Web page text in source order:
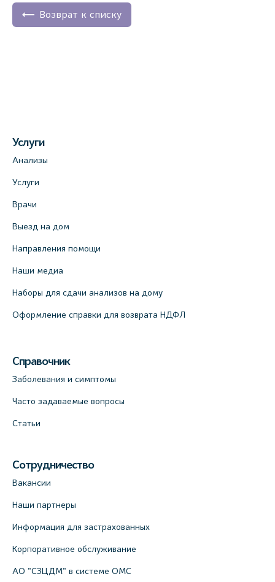
Возврат к списку
Услуги
Анализы
Услуги
Врачи
Выезд на дом
Направления помощи
Наши медиа
Наборы для сдачи анализов на дому
Оформление справки для возврата НДФЛ
Справочник
Заболевания и симптомы
Часто задаваемые вопросы
Статьи
Сотрудничество
Вакансии
Наши партнеры
Информация для застрахованных
Корпоративное обслуживание
АО "СЗЦДМ" в системе ОМС